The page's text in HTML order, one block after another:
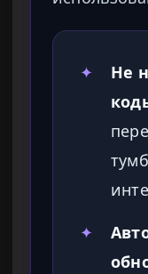
✦
Не
✦